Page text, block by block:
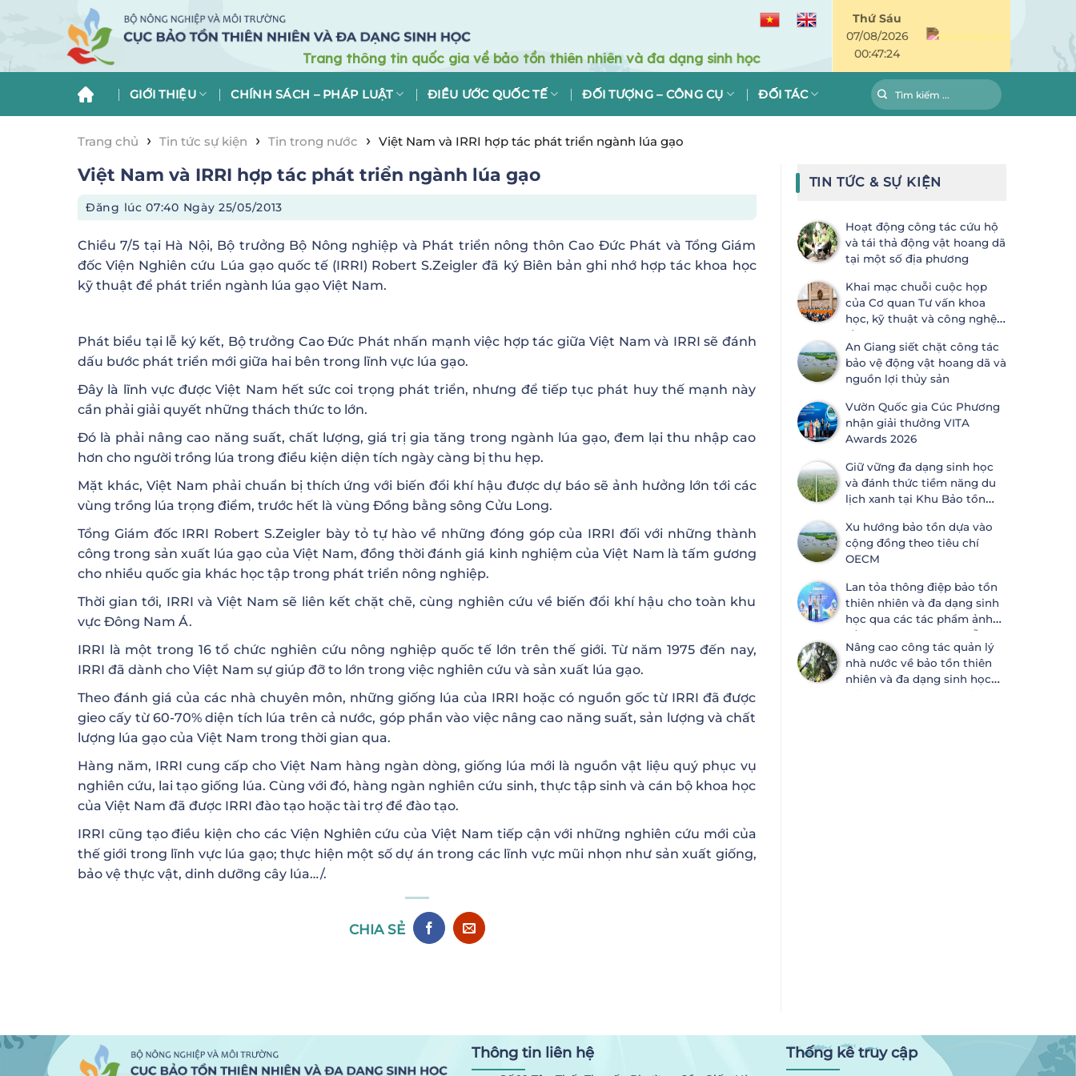
Thứ Sáu
07/08/2026
00:47:25
GIỚI THIỆU CHÍNH SÁCH – PHÁP LUẬT ĐIỀU ƯỚC QUỐC TẾ ĐỐI TƯỢNG – CÔNG CỤ ĐỐI TÁC
Trang chủ › Tin tức sự kiện › Tin trong nước › Việt Nam và IRRI hợp tác phát triển ngành lúa gạo
Việt Nam và IRRI hợp tác phát triển ngành lúa gạo
Đăng lúc07:40 Ngày 25/05/2013
Chiều 7/5 tại Hà Nội, Bộ trưởng Bộ Nông nghiệp và Phát triển nông thôn Cao Đức Phát và Tổng Giám
đốc Viện Nghiên cứu Lúa gạo quốc tế (IRRI) Robert S.Zeigler đã ký Biên bản ghi nhớ hợp tác khoa học
kỹ thuật để phát triển ngành lúa gạo Việt Nam.
Phát biểu tại lễ ký kết, Bộ trưởng Cao Đức Phát nhấn mạnh việc hợp tác giữa Việt Nam và IRRI sẽ đánh
dấu bước phát triển mới giữa hai bên trong lĩnh vực lúa gạo.
Đây là lĩnh vực được Việt Nam hết sức coi trọng phát triển, nhưng để tiếp tục phát huy thế mạnh này
cần phải giải quyết những thách thức to lớn.
Đó là phải nâng cao năng suất, chất lượng, giá trị gia tăng trong ngành lúa gạo, đem lại thu nhập cao
hơn cho người trồng lúa trong điều kiện diện tích ngày càng bị thu hẹp.
Mặt khác, Việt Nam phải chuẩn bị thích ứng với biến đổi khí hậu được dự báo sẽ ảnh hưởng lớn tới các
vùng trồng lúa trọng điểm, trước hết là vùng Đồng bằng sông Cửu Long.
Tổng Giám đốc IRRI Robert S.Zeigler bày tỏ tự hào về những đóng góp của IRRI đối với những thành
công trong sản xuất lúa gạo của Việt Nam, đồng thời đánh giá kinh nghiệm của Việt Nam là tấm gương
cho nhiều quốc gia khác học tập trong phát triển nông nghiệp.
Thời gian tới, IRRI và Việt Nam sẽ liên kết chặt chẽ, cùng nghiên cứu về biến đổi khí hậu cho toàn khu
vực Đông Nam Á.
IRRI là một trong 16 tổ chức nghiên cứu nông nghiệp quốc tế lớn trên thế giới. Từ năm 1975 đến nay,
IRRI đã dành cho Việt Nam sự giúp đỡ to lớn trong việc nghiên cứu và sản xuất lúa gạo.
Theo đánh giá của các nhà chuyên môn, những giống lúa của IRRI hoặc có nguồn gốc từ IRRI đã được
gieo cấy từ 60-70% diện tích lúa trên cả nước, góp phần vào việc nâng cao năng suất, sản lượng và chất
lượng lúa gạo của Việt Nam trong thời gian qua.
Hàng năm, IRRI cung cấp cho Việt Nam hàng ngàn dòng, giống lúa mới là nguồn vật liệu quý phục vụ
nghiên cứu, lai tạo giống lúa. Cùng với đó, hàng ngàn nghiên cứu sinh, thực tập sinh và cán bộ khoa học
của Việt Nam đã được IRRI đào tạo hoặc tài trợ để đào tạo.
IRRI cũng tạo điều kiện cho các Viện Nghiên cứu của Việt Nam tiếp cận với những nghiên cứu mới của
thế giới trong lĩnh vực lúa gạo; thực hiện một số dự án trong các lĩnh vực mũi nhọn như sản xuất giống,
bảo vệ thực vật, dinh dưỡng cây lúa…/.
CHIA SẺ
TIN TỨC & SỰ KIỆN
Hoạt động công tác cứu hộ
và tái thả động vật hoang dã
tại một số địa phương
Khai mạc chuỗi cuộc họp
của Cơ quan Tư vấn khoa
học, kỹ thuật và công nghệ
lần thứ 28 (SBSTTA-28) và Cơ
quan Thực thi lần thứ 7 (SBI-7) Công
ước Đa dạng sinh học
An Giang siết chặt công tác
bảo vệ động vật hoang dã và
nguồn lợi thủy sản
Vườn Quốc gia Cúc Phương
nhận giải thưởng VITA
Awards 2026
Giữ vững đa dạng sinh học
và đánh thức tiềm năng du
lịch xanh tại Khu Bảo tồn
Hoàng
Xu hướng bảo tồn dựa vào
cộng đồng theo tiêu chí
OECM
Lan tỏa thông điệp bảo tồn
thiên nhiên và đa dạng sinh
học qua các tác phẩm ảnh
về thiên nhiên tại Đà Nẵng
Nâng cao công tác quản lý
nhà nước về bảo tồn thiên
nhiên và đa dạng sinh học
Thông tin liên hệ Thống kê truy cập